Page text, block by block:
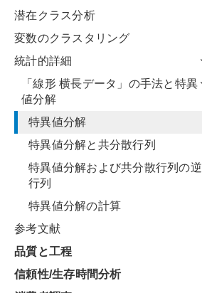
潜在クラス分析
変数のクラスタリング
統計的詳細
「線形 横長データ」の手法と特異
値分解
特異値分解
特異値分解と共分散行列
特異値分解および共分散行列の逆
行列
特異値分解の計算
参考文献
品質と工程
信頼性/生存時間分析